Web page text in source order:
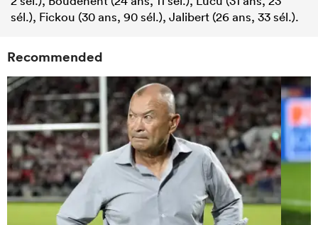
sél.), Fickou (30 ans, 90 sél.), Jalibert (26 ans, 33 sél.).
Recommended